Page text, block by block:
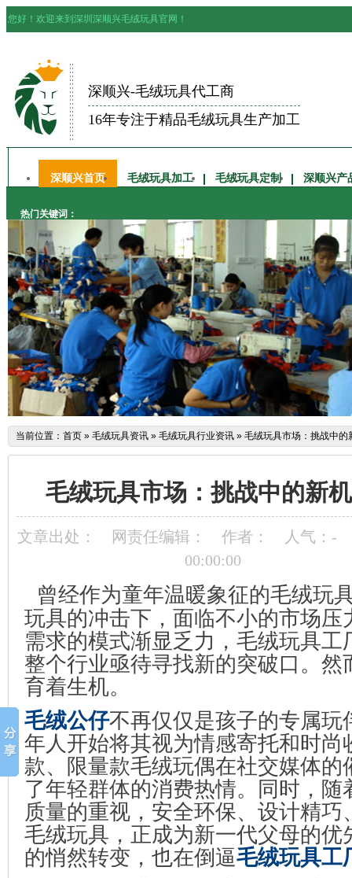
您好！欢迎来到深圳深顺兴毛绒玩具官网！
深顺兴-毛绒玩具代工商
16年专注于精品毛绒玩具生产加工
深顺兴首页 毛绒玩具加工 毛绒玩具定制 深顺兴产
热门关键词：
当前位置： 首页 » 毛绒玩具资讯 » 毛绒玩具行业资讯 » 毛绒玩具市场：挑战中的
毛绒玩具市场：挑战中的新
文章出处： 网责任编辑： 作者： 人气： -
00:00:00
曾经作为童年温暖象征的毛绒玩
玩具的冲击下，面临不小的市场压
需求的模式渐显乏力，毛绒玩具工
整个行业亟待寻找新的突破口。 然
育着生机。
毛绒公仔不再仅仅是孩子的专属玩
年人开始将其视为情感寄托和时尚
款、限量款毛绒玩偶在社交媒体的
了年轻群体的消费热情。同时，随
质量的重视，安全环保、设计精巧
毛绒玩具，正成为新一代父母的优
的悄然转变，也在倒逼毛绒玩具工